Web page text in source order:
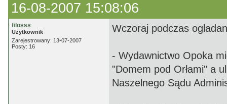
16-08-2007 15:08:06
filosss
Użytkownik
Zarejestrowany: 13-07-2007
Posty: 16
Wczoraj podczas
- Wydawnictwo Opoka
"Domem pod Orłami" a
Naszelnego Sądu